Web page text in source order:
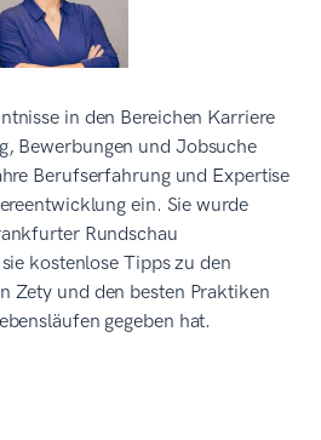
in den Bereichen Karriere
Bewerbungen und Jobsuche
Berufserfahrung und Expertise
ein. Sie wurde
Rundschau
kostenlose Tipps zu den
Zety und den besten Praktiken
gegeben hat.